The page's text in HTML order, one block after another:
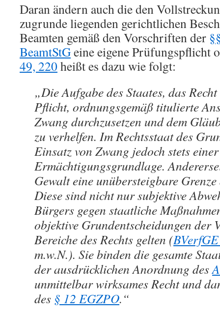
Daran ändern auch die den
zugrunde liegenden gerichtlichen
Beamten gemäß den Vorschriften der
BeamtStGeine eigene
49, 220heißt es dazu wie folgt:
„Die Aufgabe des Staates, das
Pflicht, ordnungsgemäß titulierte
Zwang durchzusetzen und dem
zu verhelfen. Im Rechtsstaat des
Einsatz von Zwang jedoch stets
Ermächtigungsgrundlage.
Gewalt eine unübersteigbare
Diese sind nicht nur subjektive
Bürgers gegen staatliche
objektive Grundentscheidungen der
Bereiche des Rechts gelten (
m.w.N.). Sie binden die gesamte
der ausdrücklichen Anordnung des
unmittelbar wirksames Recht und
des § 12 EGZPO.“